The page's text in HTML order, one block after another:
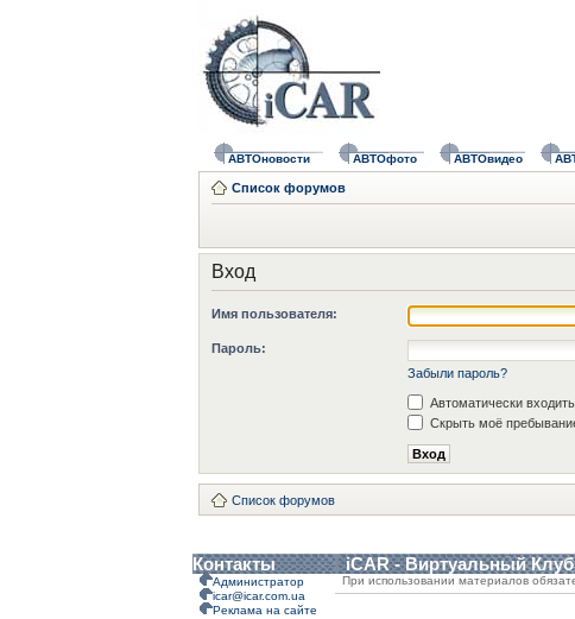
АВТОновости АВТОфото АВТОвидео
Список форумов
Вход
Имя пользователя:
Пароль:
Забыли пароль?
Автоматически
Скрыть моё
Список форумов
Контакты iCAR - Виртуальный
Администратор
icar@icar.com.ua
Реклама на сайте
При использовании материалов